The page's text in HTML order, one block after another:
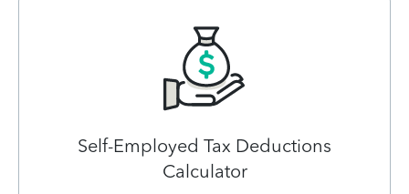
Self-Employed Tax Deductions
Calculator